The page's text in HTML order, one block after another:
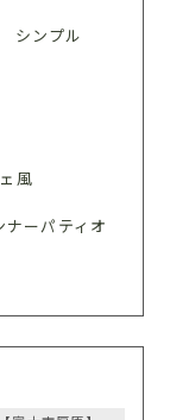
シンプル
風
ナーパティオ